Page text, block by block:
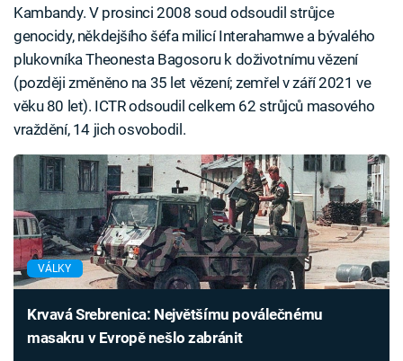
Kambandy. V prosinci 2008 soud odsoudil strůjce
genocidy, někdejšího šéfa milicí Interahamwe a bývalého
plukovníka Theonesta Bagosoru k doživotnímu vězení
(později změněno na 35 let vězení; zemřel v září 2021 ve
věku 80 let). ICTR odsoudil celkem 62 strůjců masového
vraždění, 14 jich osvobodil.
VÁLKY
Krvavá Srebrenica: Největšímu poválečnému
masakru v Evropě nešlo zabránit